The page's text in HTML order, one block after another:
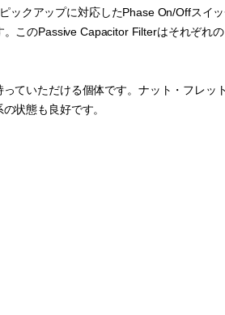
クアップに対応したPhase On/Offスイッ
このPassive Capacitor Filterはそれぞれ
ていただける個体です。ナット・フレッ
状態も良好です。